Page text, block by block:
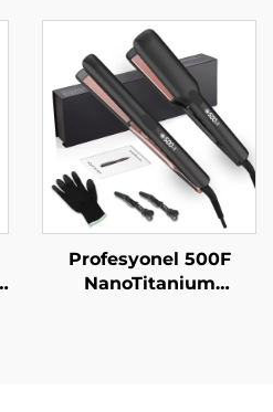
Hava ile Düzleştirici
Tedavi için Saç
Kurutma Makinesi Çok
Amaçlı Şekillendirici
Profesyonel 500F
NanoTitanium